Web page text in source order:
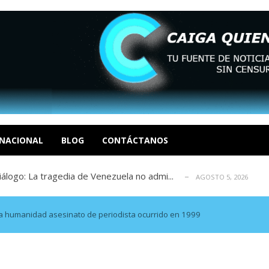
BLOG CONTÁCTANOS
I por la libertad inmediata de l...
revisión de su solicitud de l... AGOSTO 5, 2026
según ONG AGOSTO 5, 2026
entrada masiva de inmigrantes a Ceut...
La tragedia de Venezuela no admi...
I por la libertad inmediata de l... AGOSTO 5, 2026
revisión de su solicitud de l... AGOSTO 5, 2026
según ONG AGOSTO 5, 2026
entrada masiva de inmigrantes a Ceut... AGOSTO 5, 2026
humanidad asesinato de periodista ocurrido en 1999